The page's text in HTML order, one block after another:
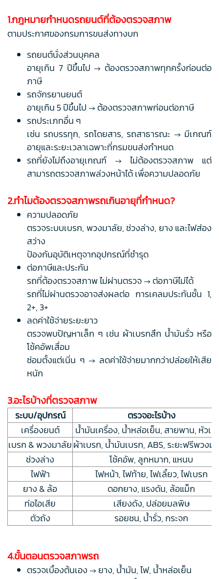
1.กฎหมายกำหนดรถยนต์ที่ต้องตรวจสภาพ
ตามประกาศของกรมการขนส่งทางบก
รถยนต์นั่งส่วนบุคคล
อายุเกิน 7 ปีขึ้นไป → ต้องตรวจสภาพทุกครั้งก่อนต่อ
ภาษี
รถจักรยานยนต์
อายุเกิน 5 ปีขึ้นไป → ต้องตรวจสภาพก่อนต่อภาษี
รถประเภทอื่น ๆ
เช่น รถบรรทุก, รถโดยสาร, รถสาธารณะ → มีเกณฑ์
อายุและระยะเวลาเฉพาะที่กรมขนส่งกำหนด
รถที่ยังไม่ถึงอายุเกณฑ์ → ไม่ต้องตรวจสภาพ แต่
สามารถตรวจสภาพล่วงหน้าได้ เพื่อความปลอดภัย
2.ทำไมต้องตรวจสภาพรถเกินอายุที่กำหนด?
ความปลอดภัย
ตรวจระบบเบรก, พวงมาลัย, ช่วงล่าง, ยาง และไฟส่อง
สว่าง
ป้องกันอุบัติเหตุจากอุปกรณ์ที่ชำรุด
ต่อภาษีและประกัน
รถที่ต้องตรวจสภาพ ไม่ผ่านตรวจ → ต่อภาษีไม่ได้
รถที่ไม่ผ่านตรวจอาจส่งผลต่อ การเคลมประกันชั้น 1,
2+, 3+
ลดค่าใช้จ่ายระยะยาว
ตรวจพบปัญหาเล็ก ๆ เช่น ผ้าเบรกสึก น้ำมันรั่ว หรือ
โช้คอัพเสื่อม
ซ่อมตั้งแต่เนิ่น ๆ → ลดค่าใช้จ่ายมากกว่าปล่อยให้เสีย
หนัก
3.อะไรบ้างที่ตรวจสภาพ
ระบบ/อุปกรณ์
ตรวจอะไรบ้าง
เครื่องยนต์
น้ำมันเครื่อง, น้ำหล่อเย็น, สายพาน, หัวเ
เบรก & พวงมาลัยผ้าเบรก, น้ำมันเบรก, ABS, ระยะฟรีพวงม
ช่วงล่าง
โช้คอัพ, ลูกหมาก, แหนบ
ไฟฟ้า
ไฟหน้า, ไฟท้าย, ไฟเลี้ยว, ไฟเบรก
ยาง & ล้อ
ดอกยาง, แรงดัน, ล้อแม็ก
ท่อไอเสีย
เสียงดัง, ปล่อยมลพิษ
ตัวถัง
รอยชน, น้ำรั่ว, กระจก
4.ขั้นตอนตรวจสภาพรถ
ตรวจเบื้องต้นเอง → ยาง, น้ำมัน, ไฟ, น้ำหล่อเย็น